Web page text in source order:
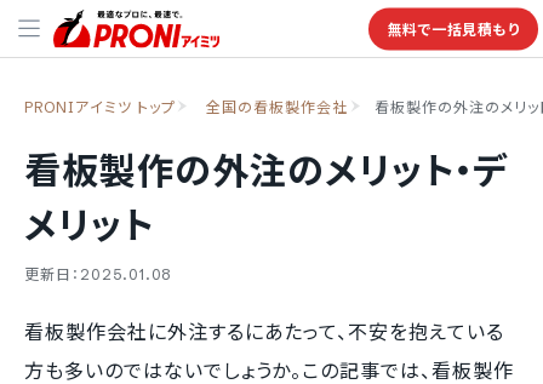
無料で一括見積もり
PRONIアイミツ トップ 全国の看板製作会社 看板製作の外注のメリッ
看板製作の外注のメリット・デ
メリット
更新日：2025.01.08
看板製作会社に外注するにあたって、不安を抱えている
方も多いのではないでしょうか。この記事では、看板製作